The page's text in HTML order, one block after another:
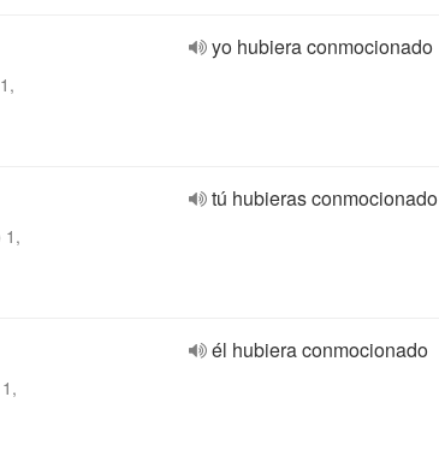
yo hubiera conmocionado
1,
tú hubieras conmocionado
él hubiera conmocionado